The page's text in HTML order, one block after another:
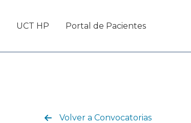
UCT HP Portal de Pacientes
Volver a Convocatorias